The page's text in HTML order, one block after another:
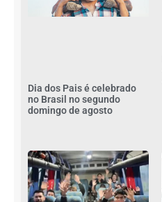
Dia dos Pais é celebrado
no Brasil no segundo
domingo de agosto